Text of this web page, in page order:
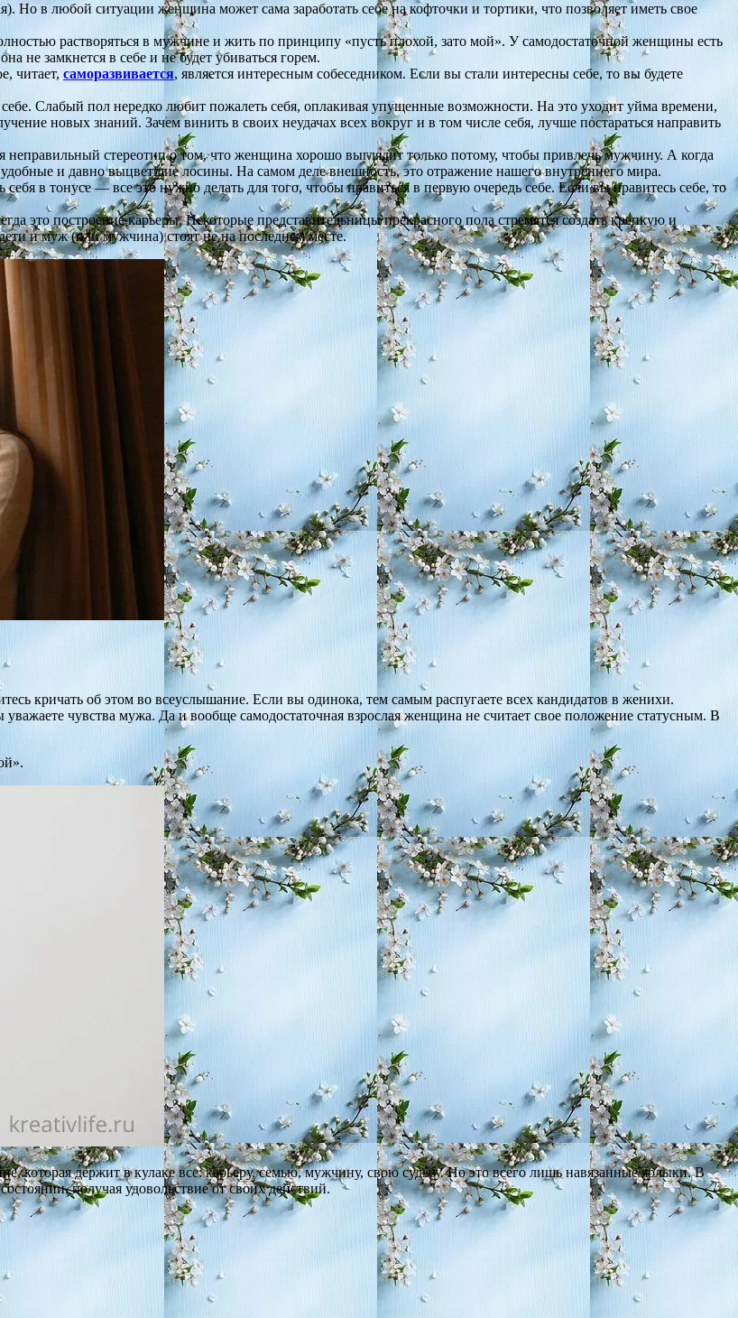
Но в любой ситуации женщина может сама заработать себе на кофточки и тортики, что позволяет иметь свое
растворяться в мужчине и жить по принципу «пусть плохой, зато мой». У самодостаточной женщины есть
не замкнется в себе и не будет убиваться горем.
читает, саморазвивается, является интересным собеседником. Если вы стали интересны себе, то вы будете
Слабый пол нередко любит пожалеть себя, оплакивая упущенные возможности. На это уходит уйма времени,
новых знаний. Зачем винить в своих неудачах всех вокруг и в том числе себя, лучше постараться направить
стереотип о том, что женщина хорошо выглядит только потому, чтобы привлечь мужчину. А когда
и давно выцветшие лосины. На самом деле внешность, это отражение нашего внутреннего мира.
в тонусе — все это нужно делать для того, чтобы нравиться в первую очередь себе. Если вы нравитесь себе, то
это построение карьеры. Некоторые представительницы прекрасного пола стремятся создать крепкую и
и муж (или мужчина) стоят не на последнем месте.
кричать об этом во всеуслышание. Если вы одинока, тем самым распугаете всех кандидатов в женихи.
чувства мужа. Да и вообще самодостаточная взрослая женщина не считает свое положение статусным. В
которая держит в кулаке все: карьеру, семью, мужчину, свою судьбу. Но это всего лишь навязанные ярлыки. В
получая удовольствие от своих действий.